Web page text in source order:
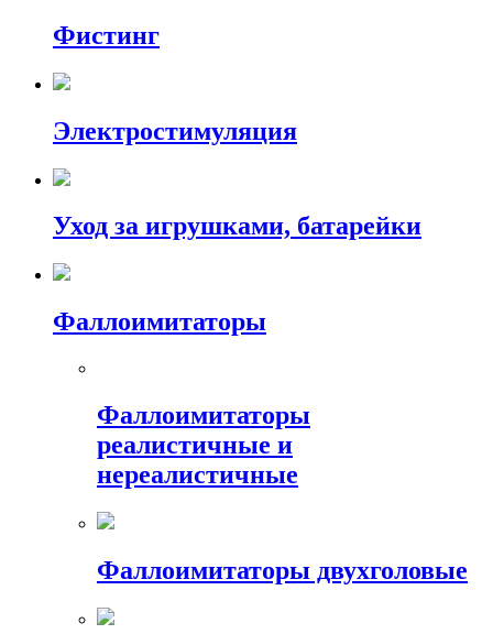
Фистинг
Электростимуляция
Уход за игрушками, батарейки
Фаллоимитаторы
Фаллоимитаторы
реалистичные и
нереалистичные
Фаллоимитаторы двухголовые